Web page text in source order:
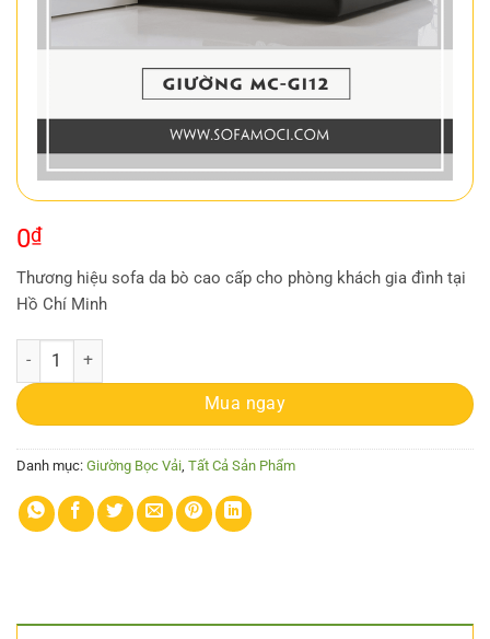
0₫
Thương hiệu sofa da bò cao cấp cho phòng khách gia đình tại
Hồ Chí Minh
Giường ngủ MC-GI12 số lượng
Mua ngay
Danh mục: Giường Bọc Vải Tất Cả Sản Phẩm